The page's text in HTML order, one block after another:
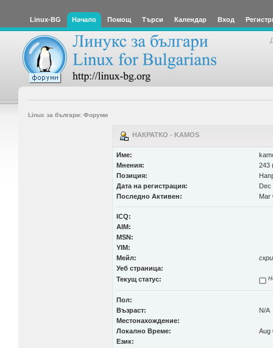
Linux-BG Начало Помощ Търси Календар Вход
Linux за българи: Форуми
НАКРАТКО - KAMOS
Име:
Мнения:
243
Позиция:
Дата на регистрация:
Dec
Последно Активен:
Mar
ICQ:
AIM:
MSN:
YIM:
Мейл:
Уеб страница:
Текущ статус:
Пол:
Възраст:
N/A
Местонахождение:
Локално Време:
Aug
Език: